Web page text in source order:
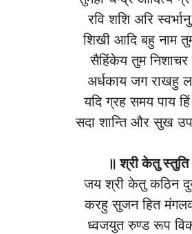
रवि शशि अरि स्वर्भानु
शिखी आदि बहु नाम
सैहिंकेय तुम निशाचर
अर्धकाय जग राखहु
यदि ग्रह समय पाय
सदा शान्ति और सुख
॥ श्री केतु
जय श्री केतु कठिन
करहु सुजन हित
ध्वजयुत रुण्ड रूप